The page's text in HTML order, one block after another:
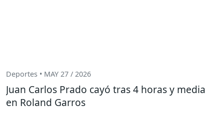
Deportes • MAY 27 / 2026
Juan Carlos Prado cayó tras 4 horas y media
en Roland Garros